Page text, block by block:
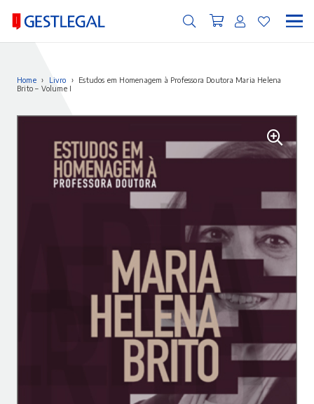
Home › Livro ›
Estudos em Homenagem à Professora Doutora Maria Helena
Brito – Volume I